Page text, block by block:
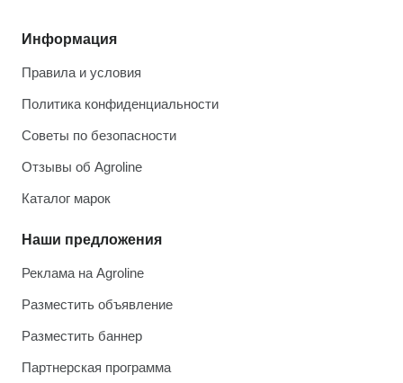
Информация
Правила и условия
Политика конфиденциальности
Советы по безопасности
Отзывы об Agroline
Каталог марок
Наши предложения
Реклама на Agroline
Разместить объявление
Разместить баннер
Партнерская программа